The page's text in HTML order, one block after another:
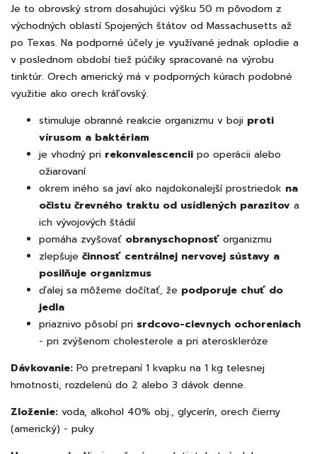
Je to obrovský strom dosahujúci výšku 50 m pôvodom z
východných oblastí Spojených štátov od Massachusetts až
po Texas. Na podporné účely je využívané jednak oplodie a
v poslednom období tiež púčiky spracované na výrobu
tinktúr. Orech americký má v podporných kúrach podobné
využitie ako orech kráľovský.
stimuluje obranné reakcie organizmu v boji proti
vírusom a baktériam
je vhodný pri rekonvalescencii po operácii alebo
ožiarovaní
okrem iného sa javí ako najdokonalejší prostriedok na
očistu črevného traktu od usídlených parazitov a
ich vývojových štádií
pomáha zvyšovať obranyschopnosť organizmu
zlepšuje činnosť centrálnej nervovej sústavy a
posilňuje organizmus
ďalej sa môžeme dočítať, že podporuje chuť do
jedla
priaznivo pôsobí pri srdcovo-cievnych ochoreniach
- pri zvýšenom cholesterole a pri ateroskleróze
Dávkovanie: Po pretrepaní 1 kvapku na 1 kg telesnej
hmotnosti, rozdelenú do 2 alebo 3 dávok denne.
Zloženie: voda, alkohol 40% obj., glycerín, orech čierny
(americký) - puky